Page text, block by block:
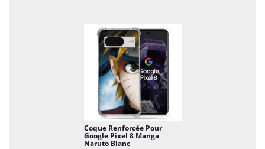
Coque Renforcée Pour
Google Pixel 8 Manga
Naruto Blanc